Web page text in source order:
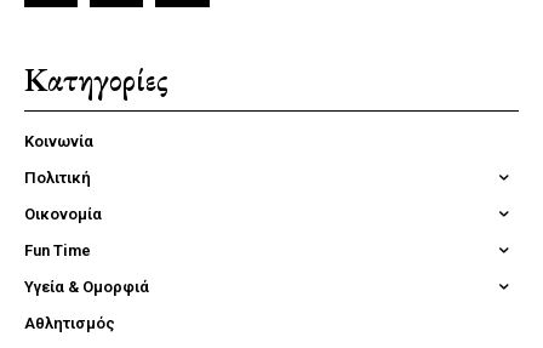
Κατηγορίες
Κοινωνία
Πολιτική
Οικονομία
Fun Time
Υγεία & Ομορφιά
Αθλητισμός